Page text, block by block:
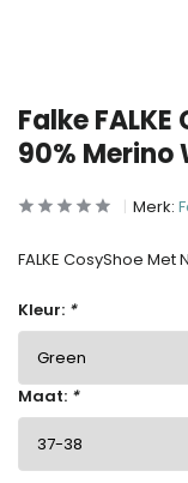
Falke
90% Merino
Merk:
FALKE CosyShoe
Kleur: *
Maat: *